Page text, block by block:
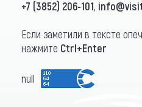
+7 (3852) 206-101,
Если заметили в тексте
нажмите Ctrl+Enter
null